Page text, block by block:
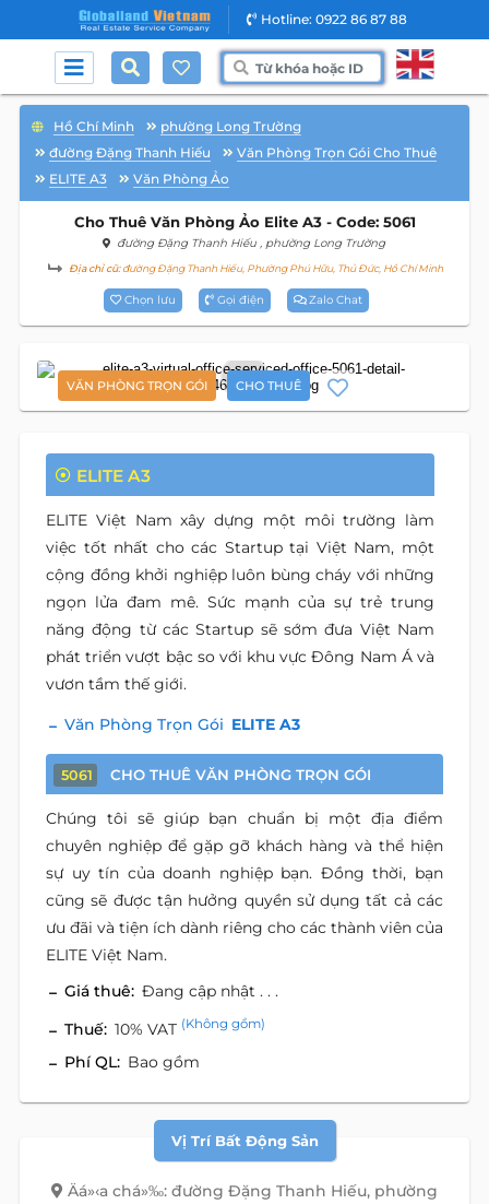
Hotline: 0922 86 87 88
Hồ Chí Minh
phường Long Trường
đường Đặng Thanh Hiếu
Văn Phòng Trọn Gói Cho Thuê
ELITE A3
Văn Phòng Ảo
Cho Thuê Văn Phòng Ảo Elite A3 - Code: 5061
đường Đặng Thanh Hiếu , phường Long Trường
Địa chỉ cũ:đường Đặng Thanh Hiếu, Phường Phú Hữu, Thủ Đức, Hồ Chí Minh
Chọn lưu Gọi điện Zalo Chat
VĂN PHÒNG TRỌN GÓI CHO THUÊ
6
ELITE A3
ELITE Việt Nam xây dựng một môi trường làm
việc tốt nhất cho các Startup tại Việt Nam, một
cộng đồng khởi nghiệp luôn bùng cháy với những
ngọn lửa đam mê. Sức mạnh của sự trẻ trung
năng động từ các Startup sẽ sớm đưa Việt Nam
phát triển vượt bậc so với khu vực Đông Nam Á và
vươn tầm thế giới.
Văn Phòng Trọn Gói ELITE A3
5061 CHO THUÊ VĂN PHÒNG TRỌN GÓI
Chúng tôi sẽ giúp bạn chuẩn bị một địa điểm
chuyên nghiệp để gặp gỡ khách hàng và thể hiện
sự uy tín của doanh nghiệp bạn. Đồng thời, bạn
cũng sẽ được tận hưởng quyền sử dụng tất cả các
ưu đãi và tiện ích dành riêng cho các thành viên của
ELITE Việt Nam.
Giá thuê: Đang cập nhật . . .
Thuế: 10% VAT (Không gồm)
Phí QL: Bao gồm
Vị Trí Bất Động Sản
Äá»‹a chá»‰: đường Đặng Thanh Hiếu, phường